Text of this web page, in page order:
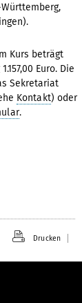
Kurs beträgt
Euro. Die
Sekretariat
Kontakt) oder
.
Drucken